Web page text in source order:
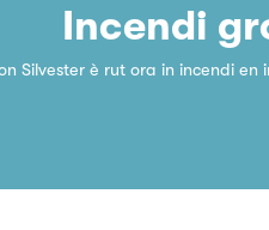
Incendi
Silvester è rut ora in incendi